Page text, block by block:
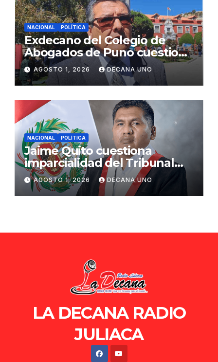
NACIONAL POLÍTICA
Exdecano del Colegio de
Abogados de Puno cuestiona
propuestas sobre seguridad
ciudadana
AGOSTO 1, 2026 DECANA UNO
NACIONAL POLÍTICA
Jaime Quito cuestiona
imparcialidad del Tribunal
Constitucional tras liberación
de Ollanta Humala
AGOSTO 1, 2026 DECANA UNO
LA DECANA RADIO
JULIACA